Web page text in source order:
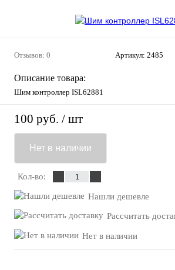
Отзывов: 0 Артикул: 2485
Описание товара:
Шим контроллер ISL62881
100 руб. / шт
Нет в наличии
Кол-во:
Нашли дешевле
Рассчитать
Нет в наличии